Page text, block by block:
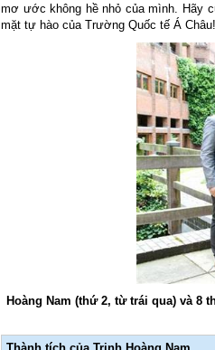
mơ ước không hề nhỏ của mình. Hãy
mặt tự hào của Trường Quốc tế Á Châu!
Hoàng Nam (thứ 2, từ trái qua) và 8